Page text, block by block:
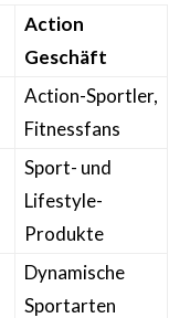
Action
Geschäft
Action-Sportler,
Fitnessfans
Sport- und
Lifestyle-
Produkte
Dynamische
Sportarten